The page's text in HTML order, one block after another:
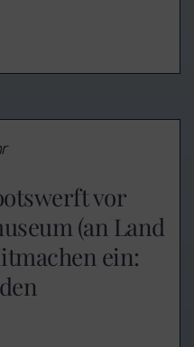
vor
(an Land
ein: